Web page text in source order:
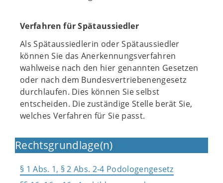
Verfahren für Spätaussiedler
Als Spätaussiedlerin oder Spätaussiedler
können Sie das Anerkennungsverfahren
wahlweise nach den hier genannten Gesetzen
oder nach dem Bundesvertriebenengesetz
durchlaufen. Dies können Sie selbst
entscheiden. Die zuständige Stelle berät Sie,
welches Verfahren für Sie passt.
Rechtsgrundlage(n)
§ 1 Abs. 1, § 2 Abs. 2-4 Podologengesetz